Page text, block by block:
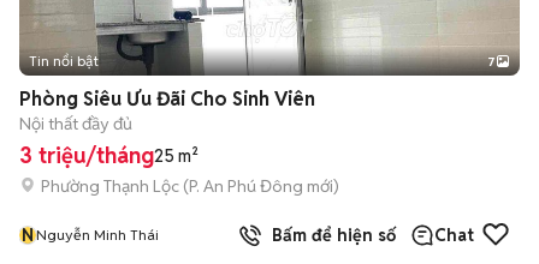
+2
Tin nổi bật 7
Phòng Siêu Ưu Đãi Cho Sinh Viên
Nội thất đầy đủ
3 triệu/tháng25 m²
Phường Thạnh Lộc (P. An Phú Đông mới)
NNguyễn Minh Thái Bấm để hiện số Chat